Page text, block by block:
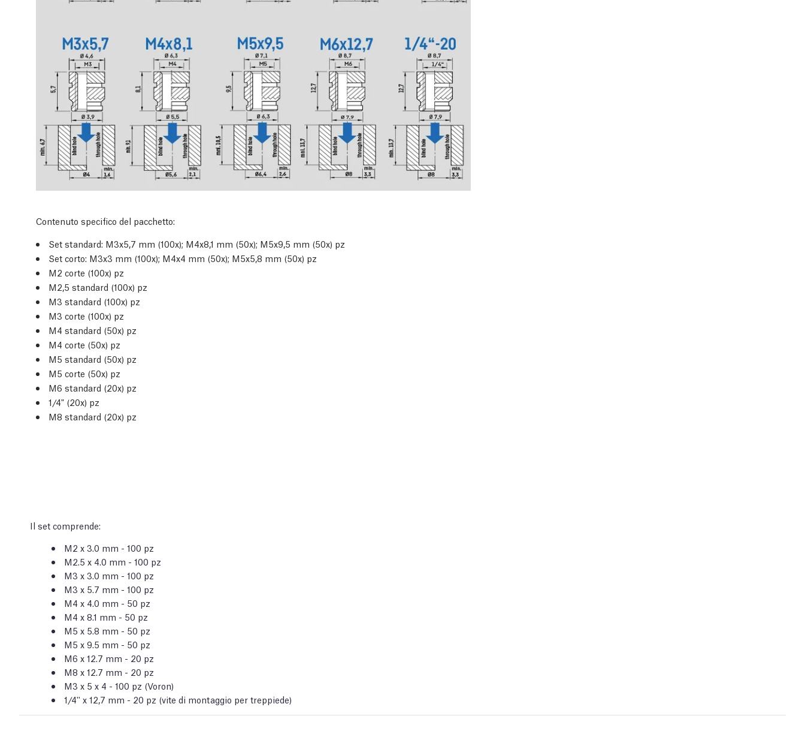
Contenuto specifico del pacchetto:
Set standard: M3x5,7 mm (100x); M4x8,1 mm (50x); M5x9,5 mm (50x) pz
Set corto: M3x3 mm (100x); M4x4 mm (50x); M5x5,8 mm (50x) pz
M2 corte (100x) pz
M2,5 standard (100x) pz
M3 standard (100x) pz
M3 corte (100x) pz
M4 standard (50x) pz
M4 corte (50x) pz
M5 standard (50x) pz
M5 corte (50x) pz
M6 standard (20x) pz
1/4" (20x) pz
M8 standard (20x) pz
Il set comprende:
M2 x 3.0 mm - 100 pz
M2.5 x 4.0 mm - 100 pz
M3 x 3.0 mm - 100 pz
M3 x 5.7 mm - 100 pz
M4 x 4.0 mm - 50 pz
M4 x 8.1 mm - 50 pz
M5 x 5.8 mm - 50 pz
M5 x 9.5 mm - 50 pz
M6 x 12.7 mm - 20 pz
M8 x 12.7 mm - 20 pz
M3 x 5 x 4 - 100 pz (Voron)
1/4'' x 12,7 mm - 20 pz (vite di montaggio per treppiede)